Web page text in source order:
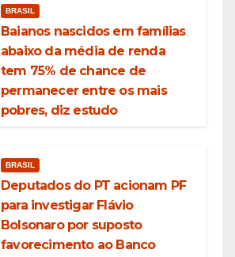
BRASIL
Baianos nascidos em famílias
abaixo da média de renda
tem 75% de chance de
permanecer entre os mais
pobres, diz estudo
BRASIL
Deputados do PT acionam PF
para investigar Flávio
Bolsonaro por suposto
favorecimento ao Banco